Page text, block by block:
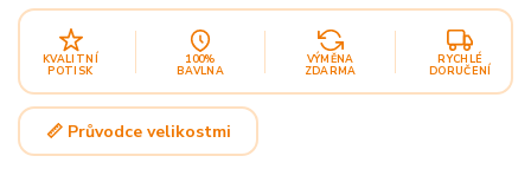
KVALITNÍ
POTISK
100%
BAVLNA
VÝMĚNA
ZDARMA
RYCHLÉ
DORUČENÍ
📏 Průvodce velikostmi